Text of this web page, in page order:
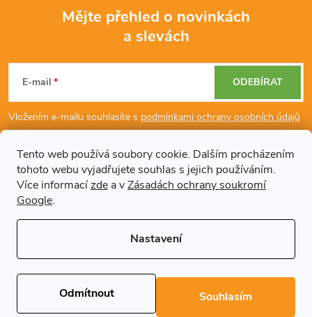
Tento web používá soubory cookie. Dalším procházením
tohoto webu vyjadřujete souhlas s jejich používáním.
Více informacízde a vZásadách ochrany soukromí
Google.
Nastavení
Odmítnout Souhlasím
p
Mějte přehled o novinkách
a slevách
E-mail
Vložením e-mailu souhlasíte s podmínkami ochrany osobních údajů
ODEBÍRAT
Dodatečné informace
Copyright 2026Regals.cz. Všechna práva vyhrazena.Upravit nastavení
cookies